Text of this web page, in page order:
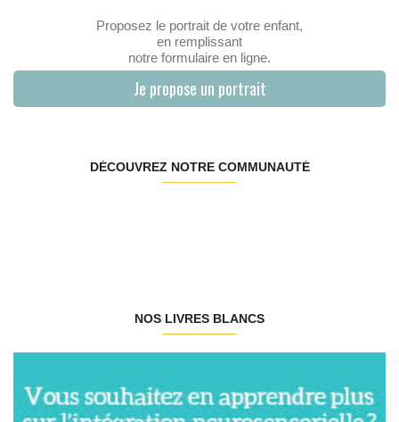
Proposez le portrait de votre enfant,
en remplissant
notre formulaire en ligne.
Je propose un portrait
DÉCOUVREZ NOTRE COMMUNAUTÉ
NOS LIVRES BLANCS